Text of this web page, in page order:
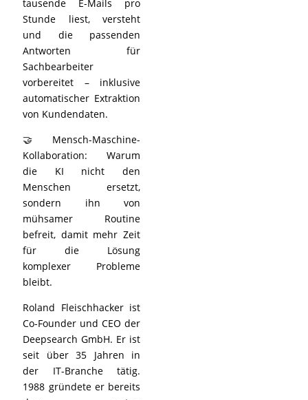
tausende E-Mails pro
Stunde liest, versteht
und die passenden
Antworten für
Sachbearbeiter
vorbereitet – inklusive
automatischer Extraktion
von Kundendaten.
🤝 Mensch-Maschine-
Kollaboration: Warum
die KI nicht den
Menschen ersetzt,
sondern ihn von
mühsamer Routine
befreit, damit mehr Zeit
für die Lösung
komplexer Probleme
bleibt.
Roland Fleischhacker ist
Co-Founder und CEO der
Deepsearch GmbH. Er ist
seit über 35 Jahren in
der IT-Branche tätig.
1988 gründete er bereits